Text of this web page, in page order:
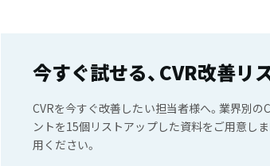
今すぐ試せる、CVR改善リ
CVRを今すぐ改善したい担当者様へ。業界別の
ントを15個リストアップした資料をご用意し
用ください。